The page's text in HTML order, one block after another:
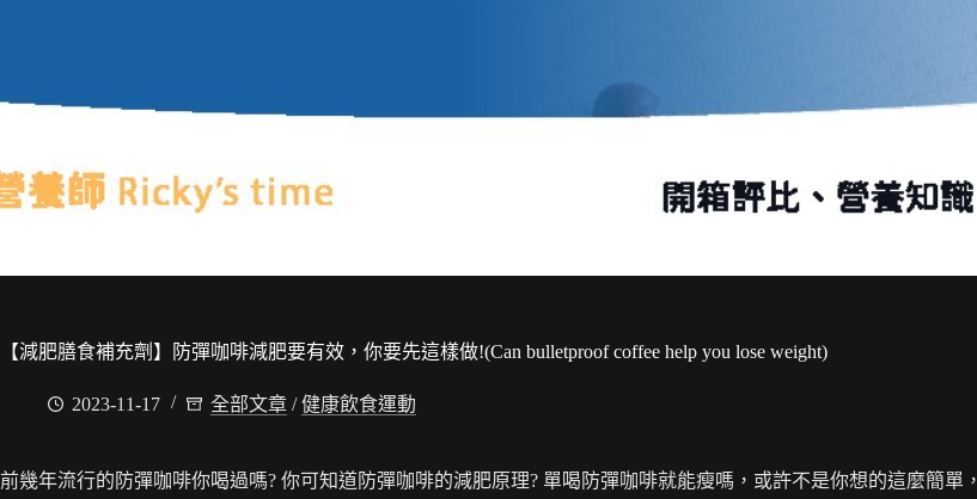
【減肥膳食補充劑】防彈咖啡減肥要有效，你要先這樣做!(Can bulletproof coffee help you lose weight)
2023-11-17 全部文章 /健康飲食運動
前幾年流行的防彈咖啡你喝過嗎? 你可知道防彈咖啡的減肥原理? 單喝防彈咖啡就能瘦嗎，或許不是你想的這麼簡單，